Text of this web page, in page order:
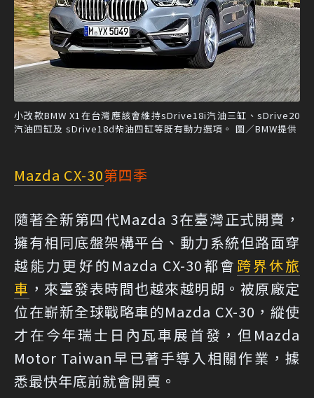
小改款BMW X1在台灣應該會維持sDrive18i汽油三缸、sDrive20
汽油四缸及 sDrive18d柴油四缸等既有動力選項。 圖／BMW提供
Mazda CX-30第四季
隨著全新第四代Mazda 3在臺灣正式開賣，
擁有相同底盤架構平台、動力系統但路面穿
越能力更好的Mazda CX-30都會 跨界休旅
車 ，來臺發表時間也越來越明朗。被原廠定
位在嶄新全球戰略車的Mazda CX-30，縱使
才在今年瑞士日內瓦車展首發，但Mazda
Motor Taiwan早已著手導入相關作業，據
悉最快年底前就會開賣。